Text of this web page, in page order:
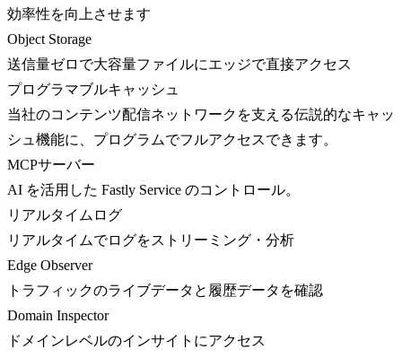
効率性を向上させます
Object Storage
送信量ゼロで大容量ファイルにエッジで直接アクセス
プログラマブルキャッシュ
当社のコンテンツ配信ネットワークを支える伝説的なキャッ
シュ機能に、プログラムでフルアクセスできます。
MCPサーバー
AI を活用した Fastly Service のコントロール。
リアルタイムログ
リアルタイムでログをストリーミング・分析
Edge Observer
トラフィックのライブデータと履歴データを確認
Domain Inspector
ドメインレベルのインサイトにアクセス